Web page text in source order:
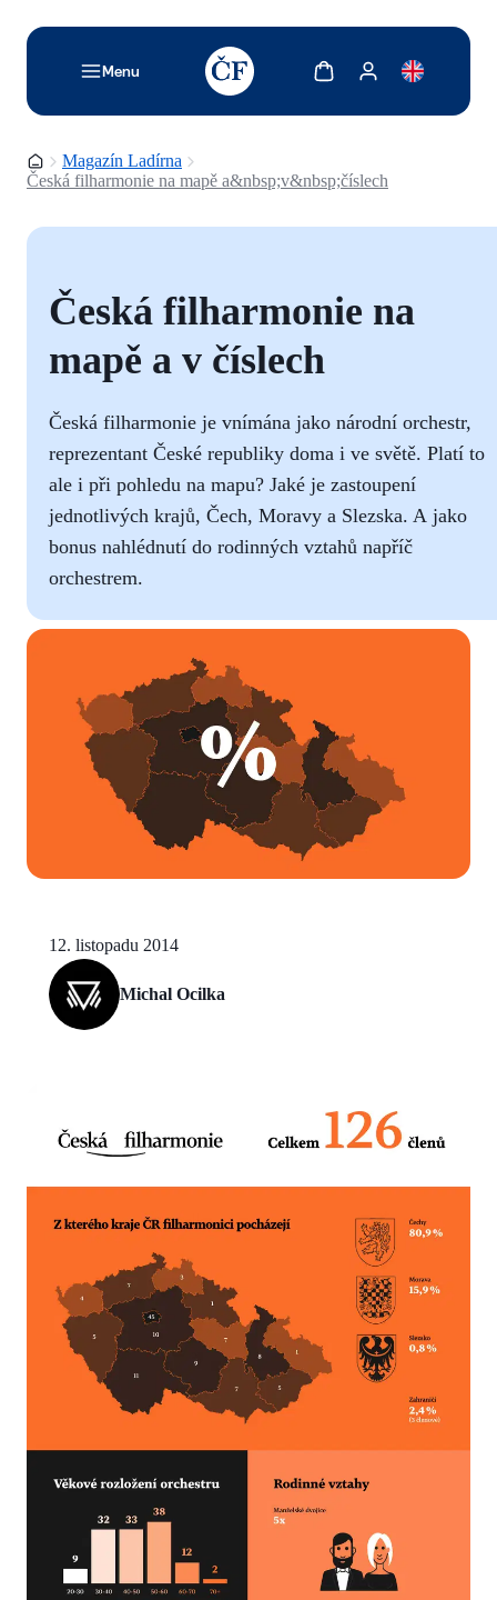
Menu
TODO: Add description for reader
Zobrazit košíkZobrazit můj účet
Domovská stránka
Magazín Ladírna
Česká filharmonie na mapě a&nbsp;v&nbsp;číslech
Česká filharmonie na
mapě a v číslech
Česká filharmonie je vnímána jako národní orchestr,
reprezentant České republiky doma i ve světě. Platí to
ale i při pohledu na mapu? Jaké je zastoupení
jednotlivých krajů, Čech, Moravy a Slezska. A jako
bonus nahlédnutí do rodinných vztahů napříč
orchestrem.
12. listopadu 2014
Michal Ocilka